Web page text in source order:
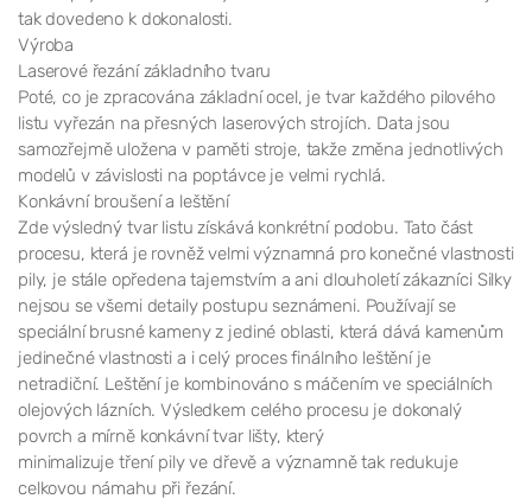
tak dovedeno k dokonalosti.
Výroba
Laserové řezání základního tvaru
Poté, co je zpracována základní ocel, je tvar každého pilového
listu vyřezán na přesných laserových strojích. Data jsou
samozřejmě uložena v paměti stroje, takže změna jednotlivých
modelů v závislosti na poptávce je velmi rychlá.
Konkávní broušení a leštění
Zde výsledný tvar listu získává konkrétní podobu. Tato část
procesu, která je rovněž velmi významná pro konečné vlastnosti
pily, je stále opředena tajemstvím a ani dlouholetí zákazníci Silky
nejsou se všemi detaily postupu seznámeni. Používají se
speciální brusné kameny z jediné oblasti, která dává kamenům
jedinečné vlastnosti a i celý proces finálního leštění je
netradiční. Leštění je kombinováno s máčením ve speciálních
olejových lázních. Výsledkem celého procesu je dokonalý
povrch a mírně konkávní tvar lišty, který
minimalizuje tření pily ve dřevě a významně tak redukuje
celkovou námahu při řezání.